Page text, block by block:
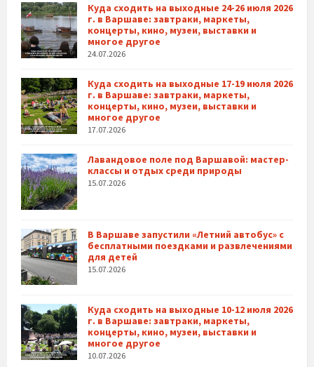
Куда сходить на выходные 24-26 июля 2026
г. в Варшаве: завтраки, маркеты,
концерты, кино, музеи, выставки и
многое другое
24.07.2026
Куда сходить на выходные 17-19 июля 2026
г. в Варшаве: завтраки, маркеты,
концерты, кино, музеи, выставки и
многое другое
17.07.2026
Лавандовое поле под Варшавой: мастер-
классы и отдых среди природы
15.07.2026
В Варшаве запустили «Летний автобус» с
бесплатными поездками и развлечениями
для детей
15.07.2026
Куда сходить на выходные 10-12 июля 2026
г. в Варшаве: завтраки, маркеты,
концерты, кино, музеи, выставки и
многое другое
10.07.2026